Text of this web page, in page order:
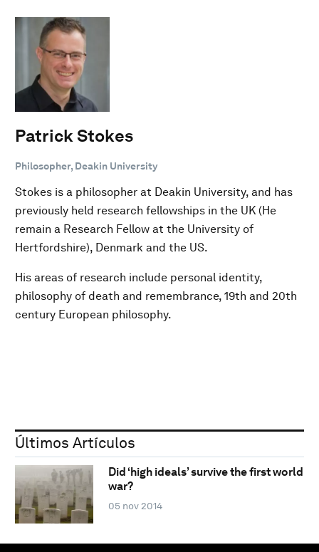
Patrick Stokes
Philosopher, Deakin University
Stokes is a philosopher at Deakin University, and has
previously held research fellowships in the UK (He
remain a Research Fellow at the University of
Hertfordshire), Denmark and the US.
His areas of research include personal identity,
philosophy of death and remembrance, 19th and 20th
century European philosophy.
Últimos Artículos
Did ‘high ideals’ survive the first world
war?
05 nov 2014